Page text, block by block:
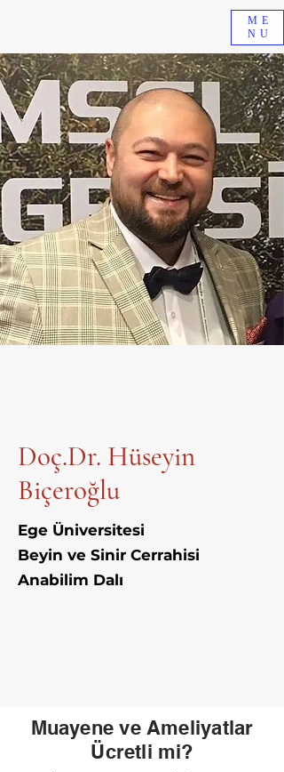
Doç.Dr. Hüseyin
Biçeroğlu
Ege Üniversitesi
Beyin ve Sinir Cerrahisi
Anabilim Dalı
ME
NU
Muayene ve Ameliyatlar
Ücretli mi?